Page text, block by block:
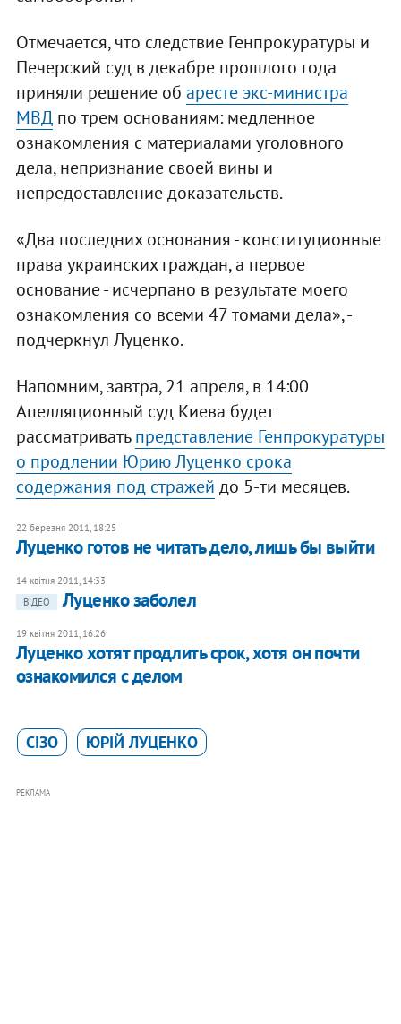
Отмечается, что следствие Генпрокуратуры и
Печерский суд в декабре прошлого года
приняли решение об аресте экс-министра
МВДпо трем основаниям: медленное
ознакомления с материалами уголовного
дела, непризнание своей вины и
непредоставление доказательств.
«Два последних основания - конституционные
права украинских граждан, а первое
основание - исчерпано в результате моего
ознакомления со всеми 47 томами дела», -
подчеркнул Луценко.
Напомним, завтра, 21 апреля, в 14:00
Апелляционный суд Киева будет
рассматриватьпредставление Генпрокуратуры
о продлении Юрию Луценко срока
содержания под стражей до 5-ти месяцев.
22 березня 2011, 18:25
Луценко готов не читать дело, лишь бы выйти
14 квітня 2011, 14:33
ВІДЕО
Луценко заболел
19 квітня 2011, 16:26
Луценко хотят продлить срок, хотя он почти
ознакомился с делом
СІЗО ЮРІЙ ЛУЦЕНКО
РЕКЛАМА